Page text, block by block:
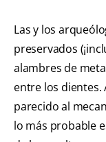
Las y los
preservados
alambres de
entre los
parecido al
lo más probable